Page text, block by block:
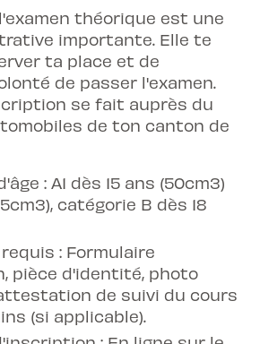
théorique est une
importante. Elle te
ta place et de
de passer l'examen.
se fait auprès du
de ton canton de
: A1 dès 15 ans (50cm3)
catégorie B dès 18
: Formulaire
pièce d'identité, photo
de suivi du cours
(si applicable).